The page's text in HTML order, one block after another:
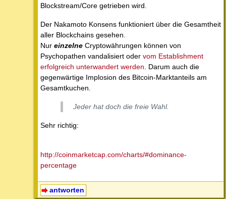
Blockstream/Core getrieben wird.
Der Nakamoto Konsens funktioniert über die Gesamtheit
aller Blockchains gesehen.
Nur einzelne Cryptowährungen können von
Psychopathen vandalisiert oder vom Establishment
erfolgreich unterwandert werden. Darum auch die
gegenwärtige Implosion des Bitcoin-Marktanteils am
Gesamtkuchen.
Jeder hat doch die freie Wahl.
Sehr richtig:
http://coinmarketcap.com/charts/#dominance-
percentage
antworten